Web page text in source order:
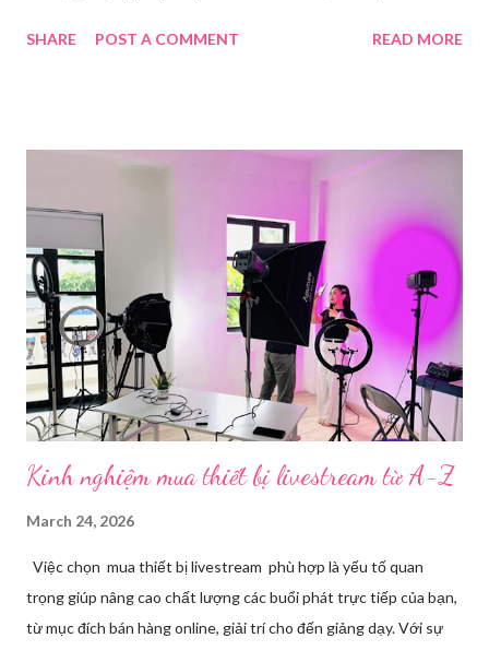
Trong bài viết dưới đây, chúng tôi sẽ giới thiệu chi tiết 12 công
mạng xã hội hoặc website theo thời gian thực. Để thực hiện
chuyên biệt giúp xử lý hình ảnh, âm thanh, hiệu ứng và kết nối ổn
định. Những công cụ hỗ trợ livestream chuyên biệt Hiện nay,
phần mềm Livestream không chỉ phục vụ streamer hay game thủ
mà còn là trợ thủ đắc lực cho nhà bán hàng online, giáo viên,
doanh nghiệp, nhà sáng tạo nội dung. Việc lựa chọn đúng phần
mềm sẽ giúp bu...
SHARE POST A COMMENT READ MORE
Kinh nghiệm mua thiết bị livestream​ từ A-Z
March 24, 2026
Việc chọn mua thiết bị livestream phù hợp là yếu tố quan
trọng giúp nâng cao chất lượng các buổi phát trực tiếp của bạn,
từ mục đích bán hàng online, giải trí cho đến giảng dạy. Với sự